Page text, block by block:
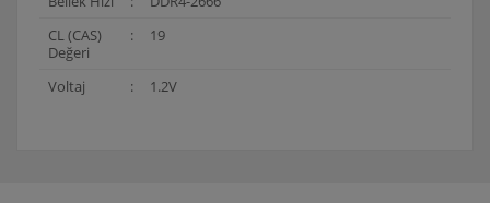
CL (CAS)
Değeri
: 19
Voltaj : 1.2V